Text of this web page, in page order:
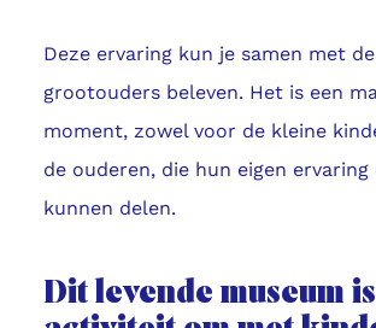
Deze ervaring kun je samen met de
grootouders beleven. Het is een
moment, zowel voor de kleine
de ouderen, die hun eigen
kunnen delen.
Dit levende museum